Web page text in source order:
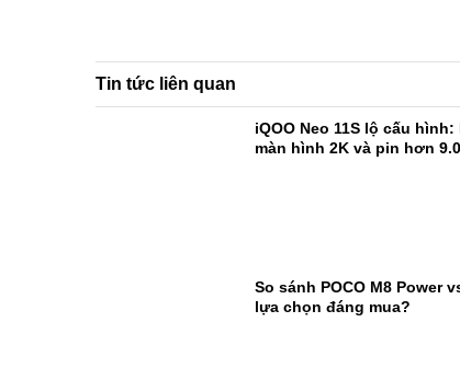
Tin tức liên quan
iQOO Neo 11S lộ cấu hình:
màn hình 2K và pin hơn
So sánh POCO M8 Power
lựa chọn đáng mua?